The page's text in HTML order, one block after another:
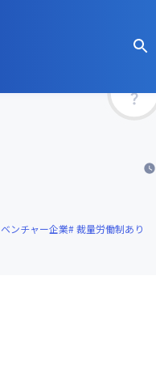
ベンチャー企業 裁量労働制あり